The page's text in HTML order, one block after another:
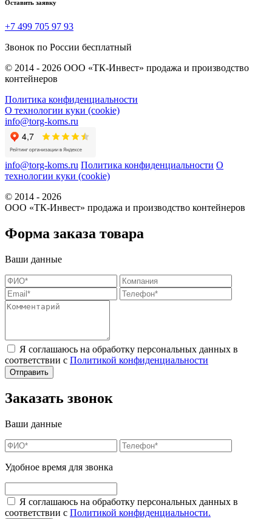
Оставить заявку
+7 499 705 97 93
Звонок по России бесплатный
© 2014 - 2026 ООО «ТК-Инвест» продажа и производство
контейнеров
Политика конфиденциальности
О технологии куки (cookie)
info@torg-koms.ru
info@torg-koms.ru Политика конфиденциальности О
технологии куки (cookie)
© 2014 - 2026
ООО «ТК-Инвест» продажа и производство контейнеров
Форма заказа товара
Ваши данные
Я соглашаюсь на обработку персональных данных в
соответствии с Политикой конфиденциальности
Заказать звонок
Ваши данные
Удобное время для звонка
Я соглашаюсь на обработку персональных данных в
соответствии с Политикой конфиденциальности.